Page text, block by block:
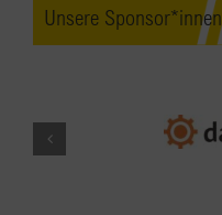
Unsere Sponsor*innen